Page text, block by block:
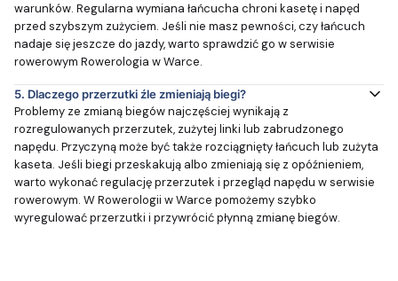
warunków. Regularna wymiana łańcucha chroni kasetę i napęd
przed szybszym zużyciem. Jeśli nie masz pewności, czy łańcuch
nadaje się jeszcze do jazdy, warto sprawdzić go w serwisie
rowerowym Rowerologia w Warce.
5. Dlaczego przerzutki źle zmieniają biegi?
Problemy ze zmianą biegów najczęściej wynikają z
rozregulowanych przerzutek, zużytej linki lub zabrudzonego
napędu. Przyczyną może być także rozciągnięty łańcuch lub zużyta
kaseta. Jeśli biegi przeskakują albo zmieniają się z opóźnieniem,
warto wykonać regulację przerzutek i przegląd napędu w serwisie
rowerowym. W Rowerologii w Warce pomożemy szybko
wyregulować przerzutki i przywrócić płynną zmianę biegów.